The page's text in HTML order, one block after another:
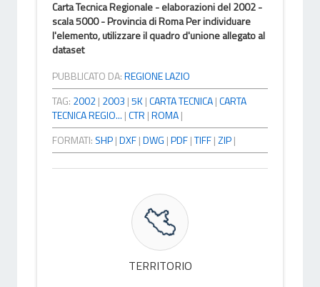
Carta Tecnica Regionale - elaborazioni del 2002 -
scala 5000 - Provincia di Roma Per individuare
l'elemento, utilizzare il quadro d'unione allegato al
dataset
PUBBLICATO DA:REGIONE LAZIO
TAG: 2002| 2003 |5K|CARTA TECNICA|CARTA
TECNICA REGIO... |CTR |ROMA|
FORMATI: SHP|DXF|DWG |PDF|TIFF|ZIP|
TERRITORIO